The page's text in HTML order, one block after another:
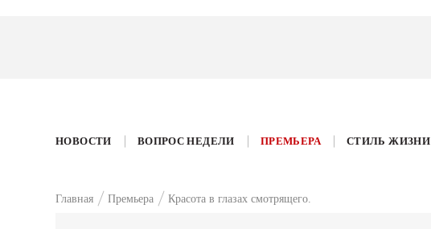
НОВОСТИ ВОПРОС НЕДЕЛИ ПРЕМЬЕРА СТИЛЬ ЖИЗНИ
Главная Премьера Красота в глазах смотрящего.